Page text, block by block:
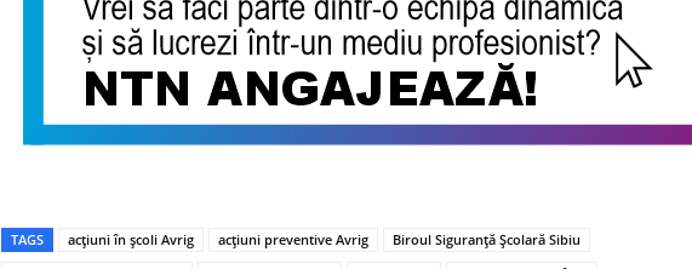
TAGS acțiuni în școli Avrig acțiuni preventive Avrig
Biroul Siguranță Școlară Sibiu